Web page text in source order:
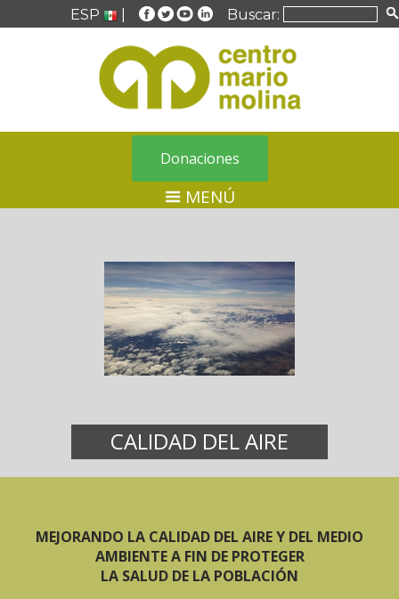
ESP Buscar:
Donaciones
MENÚ
CALIDAD DEL AIRE
MEJORANDO LA CALIDAD DEL AIRE Y DEL MEDIO
AMBIENTE A FIN DE PROTEGER
LA SALUD DE LA POBLACIÓN